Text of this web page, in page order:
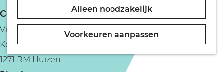
Alleen noodzakelijk
Voorkeuren aanpassen
o
m
e
p
Naar het museum
Contact
Vie food & drinks
Kerkstraat 60
1271 RM Huizen